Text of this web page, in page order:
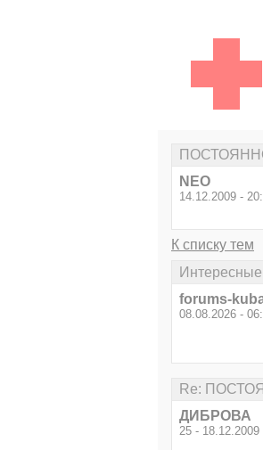
ПОСТОЯННО
NEO
14.12.2009 -
К списку тем
forums-
08.08.2026 -
Re:
ДИБРОВА
25 - 18.12.2009